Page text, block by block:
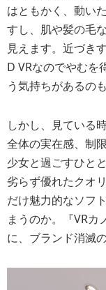
はともかく、動い
すし、肌や髪の毛
見えます。近づき
D VRなのでやむを
う気持ちがあるの
しかし、見ている
全体の実在感、制
少女と過ごすひと
劣らず優れたクオ
だけ魅力的なソフ
まうのか。『VR
に、ブランド消滅